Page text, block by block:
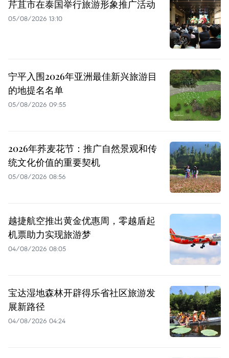
芹苴市在泰国举行旅游形象推广活动
05/08/2026 13:10
宁平入围2026年亚洲最佳新兴旅游目
的地提名名单
05/08/2026 09:55
2026年荞麦花节：推广自然景观和传
统文化价值的重要契机
05/08/2026 08:56
越捷航空推出黄金优惠周，零越盾起
机票助力实现旅游梦
04/08/2026 08:05
宝达湿地森林开辟得乐省社区旅游发
展新路径
04/08/2026 04:24